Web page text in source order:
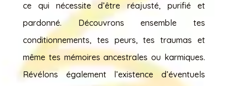
ce qui nécessite d’être réajusté, purifié et
pardonné. Découvrons ensemble tes
conditionnements, tes peurs, tes traumas et
même tes mémoires ancestrales ou karmiques.
Révélons également l’existence d’éventuels